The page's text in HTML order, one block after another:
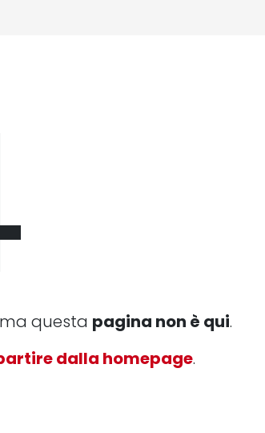
questa pagina non è qui.
dalla homepage.